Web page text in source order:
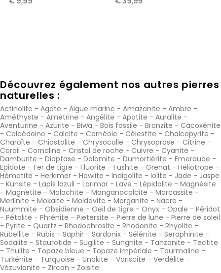
Découvrez également nos autres pierres
naturelles :
Actinolite - Agate - Aigue marine - Amazonite - Ambre -
Améthyste - Amétrine - Angélite - Apatite - Auralite -
Aventurine - Azurite - Biwa - Bois fossile - Bronzite - Cacoxénite
- Calcédoine - Calcite - Carnéole - Célestite - Chalcopyrite -
Charoïte - Chiastolite - Chrysocolle - Chrysoprase - Citrine -
Corail - Cornaline - Cristal de roche - Cuivre - Cyanite -
Damburite - Dioptase - Dolomite - Dumortiérite - Emeraude -
Epidote - Fer de tigre - Fluorite - Fushite - Grenat - Héliotrope -
Hématite - Herkimer - Howlite - Indigolite - Iolite - Jade - Jaspe
- Kunsite - Lapis lazuli - Larimar - Lave - Lépidolite - Magnésite
- Magnetite - Malachite - Manganocalcite - Marcassite -
Merlinite - Mokaïte - Moldavite - Morganite - Nacre -
Nuummite - Obsidienne - Oeil de tigre - Onyx - Opale - Péridot
- Pétalite - Phrénite - Pietersite - Pierre de lune - Pierre de soleil
- Pyrite - Quartz - Rhodochrosite - Rhodonite - Rhyolite -
Rubellite - Rubis - Saphir - Sardonix - Sélénite - Seraphinite -
Sodalite - Staurotide - Sugilite - Sunghite - Tanzanite - Tectite
- Thulite - Topaze bleue - Topaze impériale - Tourmaline -
Turkénite - Turquoise - Unakite - Variscite - Verdélite -
Vézuvianite - Zircon - Zoisite.